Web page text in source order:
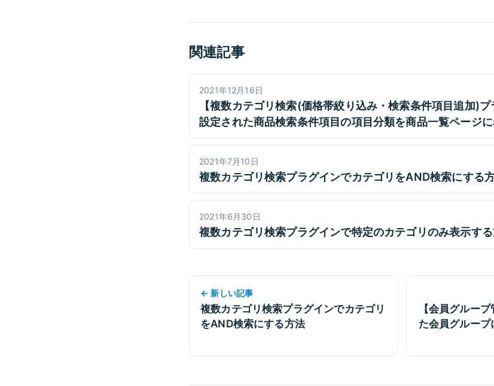
関連記事
2021年12月16日
【複数カテゴリ検索(価格帯絞り込み・検索条件項目追加)
設定された商品検索条件項目の項目分類を商品一覧ページ
2021年7月10日
複数カテゴリ検索プラグインでカテゴリをAND検索にする
2021年6月30日
複数カテゴリ検索プラグインで特定のカテゴリのみ表示す
← 新しい記事
複数カテゴリ検索プラグインでカテゴリ
をAND検索にする方法
【会員グルー
た会員グルー